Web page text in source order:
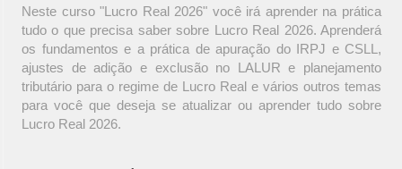
Neste curso "Lucro Real 2026" você irá aprender na prática
tudo o que precisa saber sobre Lucro Real 2026. Aprenderá
os fundamentos e a prática de apuração do IRPJ e CSLL,
ajustes de adição e exclusão no LALUR e planejamento
tributário para o regime de Lucro Real e vários outros temas
para você que deseja se atualizar ou aprender tudo sobre
Lucro Real 2026.